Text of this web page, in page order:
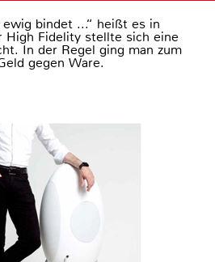
bindet ...“ heißt es in
High Fidelity stellte sich eine
In der Regel ging man zum
gegen Ware.